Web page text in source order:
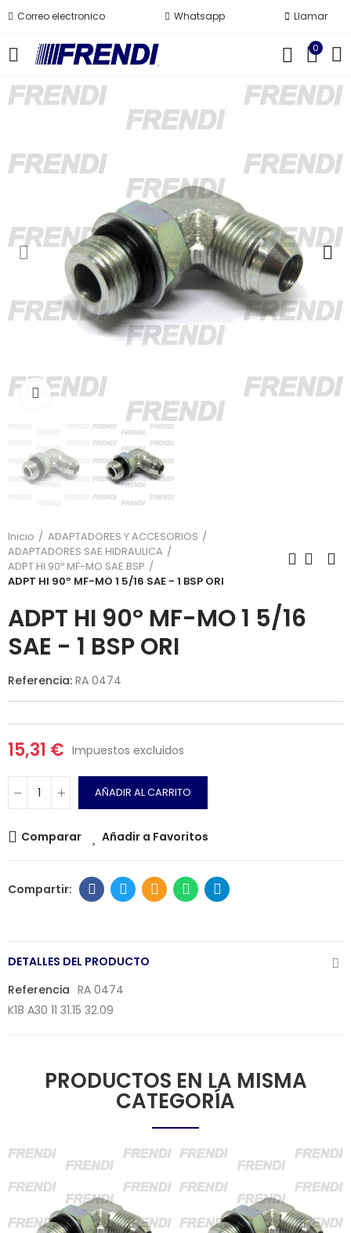
Correo electronico Whatsapp Llamar
0
Click para agrandar
Inicio
ADAPTADORES Y ACCESORIOS
ADAPTADORES SAE HIDRAULICA
ADPT HI 90º MF-MO SAE BSP
ADPT HI 90º MF-MO 1 5/16 SAE - 1 BSP ORI
ADPT HI 90º MF-MO 1 5/16
SAE - 1 BSP ORI
Referencia: RA 0474
15,31 € Impuestos excluidos
AÑADIR AL CARRITO
Comparar Añadir a Favoritos
DETALLES DEL PRODUCTO
Referencia RA 0474
K18 A30 11 31.15 32.09
PRODUCTOS EN LA MISMA
CATEGORÍA